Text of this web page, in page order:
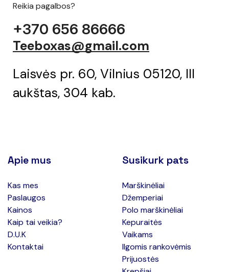
Reikia pagalbos?
+370 656 86666
Teeboxas@gmail.com
Laisvės pr. 60, Vilnius 05120, III
aukštas, 304 kab.
Apie mus
Kas mes
Paslaugos
Kainos
Kaip tai veikia?
D.U.K
Kontaktai
Susikurk pats
Marškinėliai
Džemperiai
Polo marškinėliai
Kepuraitės
Vaikams
Ilgomis rankovėmis
Prijuostės